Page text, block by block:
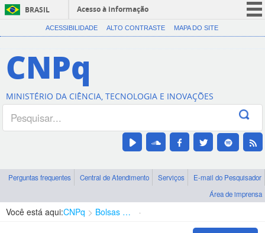
BRASIL
Acesso à informação
CORONAVÍRUS (COVID-19)
Canais
ACESSIBILIDADE ALTO CONTRASTE MAPA DO SITE
CNPq
MINISTÉRIO DA CIÊNCIA, TECNOLOGIA E INOVAÇÕES
Perguntas frequentes Central de Atendimento Serviços
E-mail do Pesquisador
Área de imprensa
Você está aqui:CNPq Bolsas e Auxílios Vigentes